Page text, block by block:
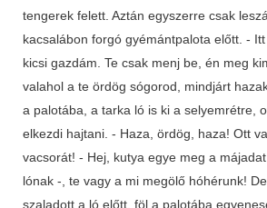
tengerek felett. Aztán egyszerre csak
kacsalábon forgó gyémántpalota előtt. -
kicsi gazdám. Te csak menj be, én meg
valahol a te ördög sógorod, mindjárt
a palotába, a tarka ló is ki a selyemrétre,
elkezdi hajtani. - Haza, ördög, haza! Ott
vacsorát! - Hej, kutya egye meg a
lónak -, te vagy a mi megölő hóhérunk!
szaladott a ló előtt, föl a palotába